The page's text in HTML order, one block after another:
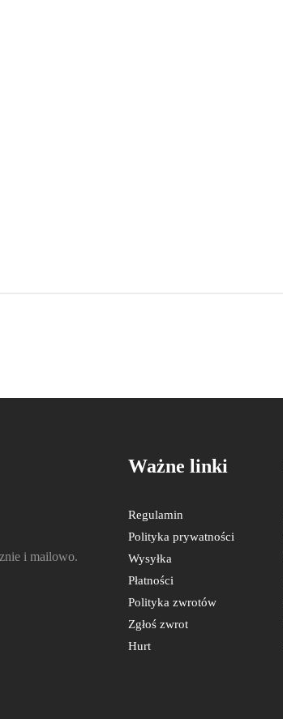
i mailowo.
Ważne linki
Regulamin
Polityka prywatności
Wysyłka
Płatności
Polityka zwrotów
Zgłoś zwrot
Hurt